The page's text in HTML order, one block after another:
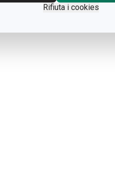
Rifiuta i cookies